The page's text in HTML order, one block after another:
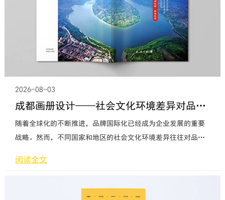
2026-08-03
成都画册设计——社会文化环境差异对品牌国际化的影响
随着全球化的不断推进，品牌国际化已经成为企业发展的重要
战略。然而，不同国家和地区的社会文化环境差异往往对品牌
域文化和社会环境，对于品牌在国际化过程中的策略选择和市
对成都画册设计品牌国际化的影响。首先，社会文化环境的差
阅读全文